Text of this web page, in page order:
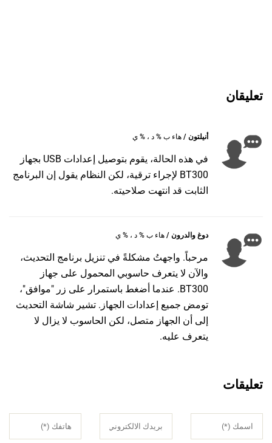
تعليقان
أنيلتون / هاء ب % د ، % ي
في هذه الحالة، يقوم بتوصيل إعدادات USB بجهاز
BT300 لإجراء ترقية، لكن النظام يقول إن البرنامج
الثابت قد انتهت صلاحيته.
دوغ والدرون / هاء ب % د ، % ي
مرحباً. واجهتُ مشكلةً في تنزيل برنامج التحديث،
والآن لا يتعرف حاسوبي المحمول على جهاز
BT300. عندما أضغط باستمرار على زر "موافق"،
تومض جميع إعدادات الجهاز. تشير شاشة التحديث
إلى أن الجهاز متصل، لكن الحاسوب لا يزال لا
يتعرف عليه.
تعليقات